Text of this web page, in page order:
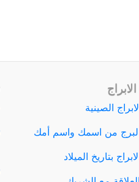
الصينية
من اسمك واسم أمك
بتاريخ الميلاد